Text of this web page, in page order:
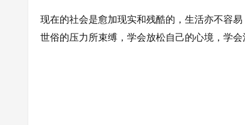
现在的社会是愈加现实和残酷的，生活亦不容
世俗的压力所束缚，学会放松自己的心境，学会